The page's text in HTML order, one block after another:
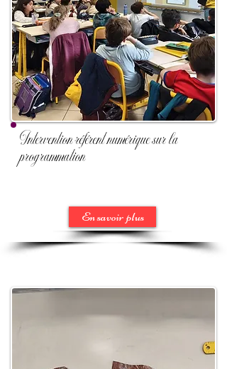
Intervention référent numérique sur la
programmation
En savoir plus